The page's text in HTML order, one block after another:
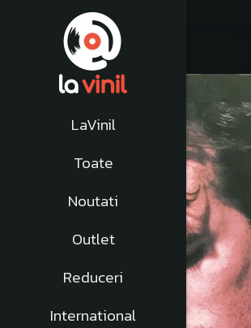
LaVinil
Toate
Noutati
Outlet
Reduceri
International